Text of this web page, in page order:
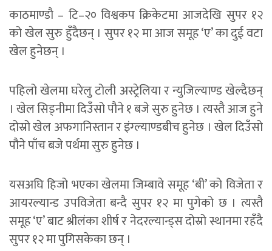
काठमाण्डाै – टि–२० विश्वकप क्रिकेटमा आजदेखि सुपर १२
को खेल सुरु हुँदैछन् । सुपर १२ मा आज समूह ‘ए’ का दुई वटा
खेल हुनेछन् ।
पहिलो खेलमा घरेलु टोली अस्ट्रेलिया र न्युजिल्याण्ड खेल्दैछन्
। खेल सिड्नीमा दिउँसो पौने १ बजे सुरु हुनेछ । त्यस्तै आज हुने
दोस्रो खेल अफगानिस्तान र इंग्ल्याण्डबीच हुनेछ । खेल दिउँसो
पौने पाँच बजे पर्थमा सुरु हुनेछ ।
यसअघि हिजो भएका खेलमा जिम्बावे समूह ‘बी’ को विजेता र
आयरल्यान्ड उपविजेता बन्दै सुपर १२ मा पुगेको छ । त्यस्तै
समूह ‘ए’ बाट श्रीलंका शीर्ष र नेदरल्यान्ड्स दोस्रो स्थानमा रहँदै
सुपर १२ मा पुगिसकेका छन् ।